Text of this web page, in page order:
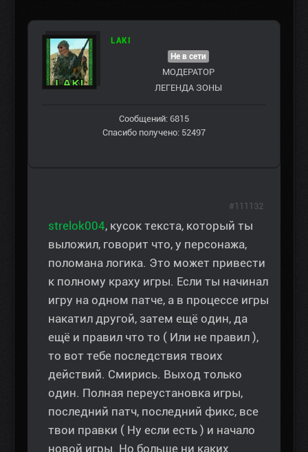
LAKI
Не в сети
МОДЕРАТОР
ЛЕГЕНДА ЗОНЫ
Сообщений: 6815
Спасибо получено: 52497
strelok004, кусок текста, который ты
выложил, говорит что, у персонажа,
поломана логика. Это может привести
к полному краху игры. Если ты начинал
игру на одном патче, а в процессе игры
накатил другой, затем ещё один, да
ещё и правил что то ( Или не правил ),
то вот тебе последствия твоих
действий. Смирись. Выход только
один. Полная переустановка игры,
последний патч, последний фикс, все
твои правки ( Ну если есть ) и начало
новой игры. Но больше ни каких
#111132